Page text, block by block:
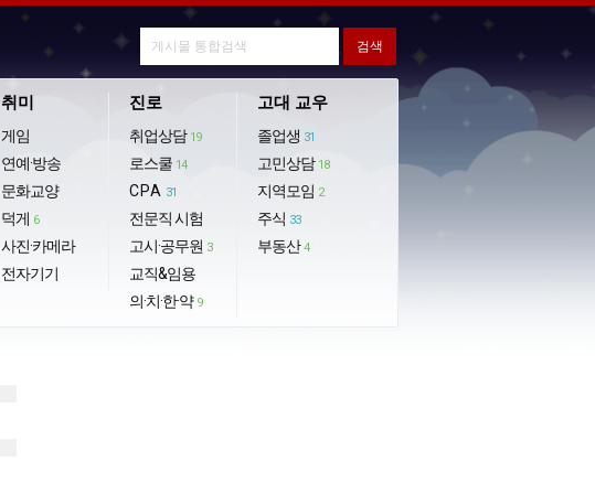
취미
게임
연예·방송
문화교양
덕게 6
사진·카메라
전자기기
진로
취업상담 19
로스쿨 14
CPA 31
전문직 시험
고시·공무원 3
교직&임용
의·치·한·약 9
고대 교우
졸업생 31
고민상담 18
지역모임 2
주식 33
부동산 4